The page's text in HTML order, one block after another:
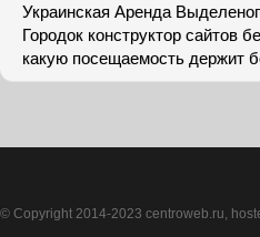
Украинская Аренда
Городок конструктор сайтов
какую посещаемость держит
© Copyright 2014-2023 centroweb.ru,